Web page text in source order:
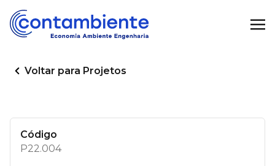
Voltar para Projetos
Código
P22.004